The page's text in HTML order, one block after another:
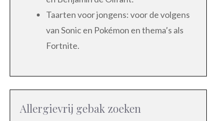
Taarten voor jongens: voor de volgens
van Sonic en Pokémon en thema’s als
Fortnite.
Allergievrij gebak zoeken